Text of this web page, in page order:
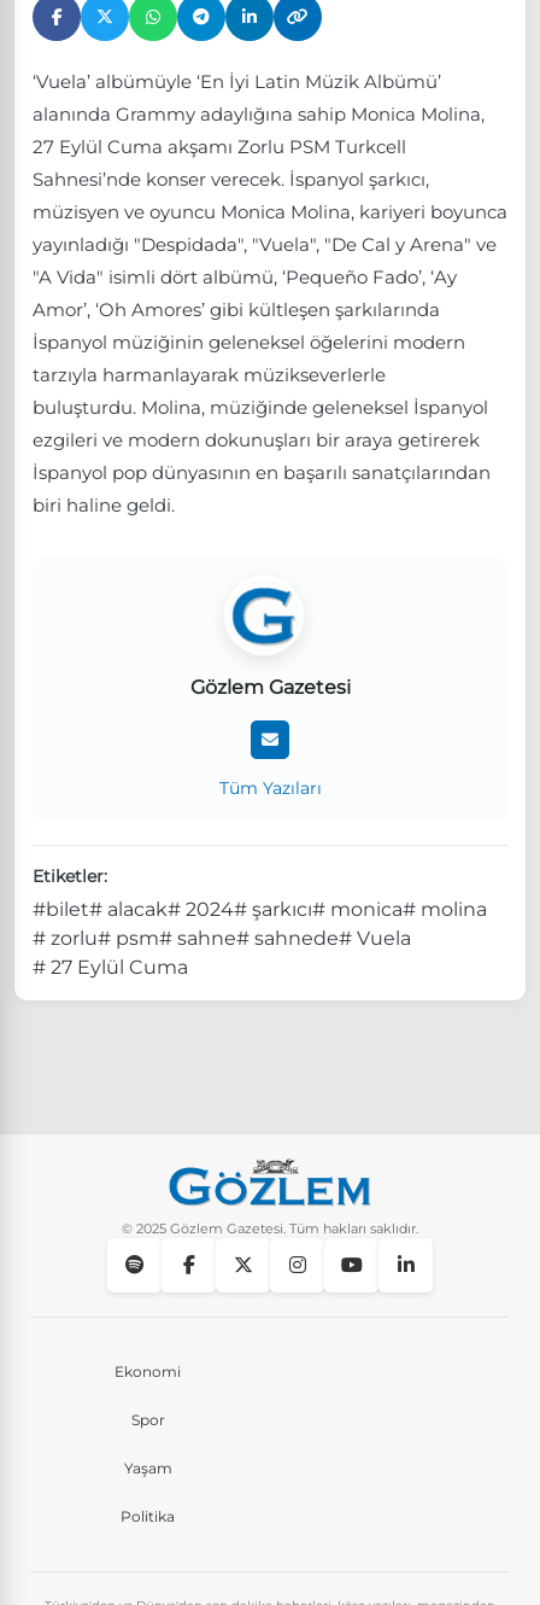
‘Vuela’ albümüyle ‘En İyi Latin Müzik Albümü’
alanında Grammy adaylığına sahip Monica Molina,
27 Eylül Cuma akşamı Zorlu PSM Turkcell
Sahnesi’nde konser verecek. İspanyol şarkıcı,
müzisyen ve oyuncu Monica Molina, kariyeri boyunca
yayınladığı "Despidada", "Vuela", "De Cal y Arena" ve
"A Vida" isimli dört albümü, ‘Pequeño Fado’, ‘Ay
Amor’, ‘Oh Amores’ gibi kültleşen şarkılarında
İspanyol müziğinin geleneksel öğelerini modern
tarzıyla harmanlayarak müzikseverlerle
buluşturdu. Molina, müziğinde geleneksel İspanyol
ezgileri ve modern dokunuşları bir araya getirerek
İspanyol pop dünyasının en başarılı sanatçılarından
biri haline geldi.
Gözlem Gazetesi
Tüm Yazıları
Etiketler:
#bilet# alacak# 2024# şarkıcı# monica# molina
# zorlu# psm# sahne# sahnede# Vuela
# 27 Eylül Cuma
© 2025 Gözlem Gazetesi. Tüm hakları saklıdır.
Ekonomi
Spor
Yaşam
Politika